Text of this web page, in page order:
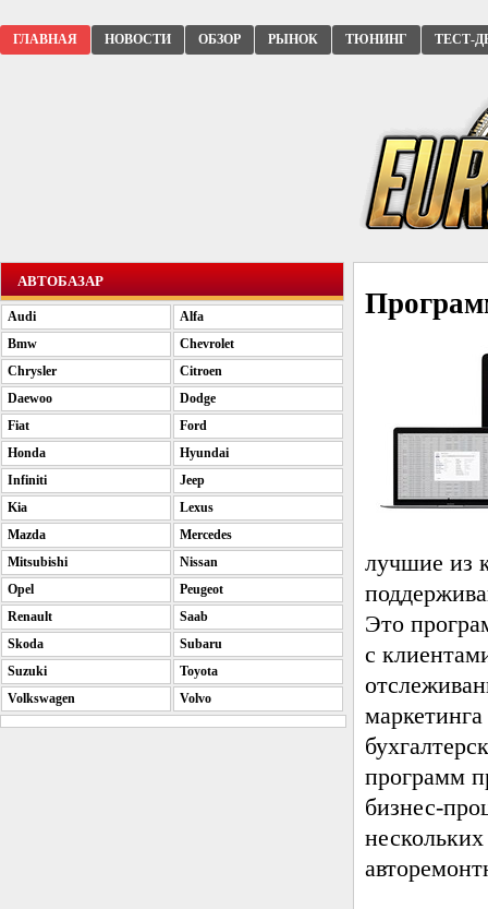
ГЛАВНАЯ НОВОСТИ ОБЗОР РЫНОК ТЮНИНГ ТЕСТ-
лучшие из
Это
с
программ
бизнес-
АВТОБАЗАР
Audi
Alfa
Bmw
Chevrolet
Chrysler
Citroen
Daewoo
Dodge
Fiat
Ford
Honda
Hyundai
Infiniti
Jeep
Kia
Lexus
Mazda
Mercedes
Mitsubishi
Nissan
Opel
Peugeot
Renault
Saab
Skoda
Subaru
Suzuki
Toyota
Volkswagen
Volvo